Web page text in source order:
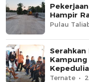
Hampir
Pulau
Kampung
Ternate